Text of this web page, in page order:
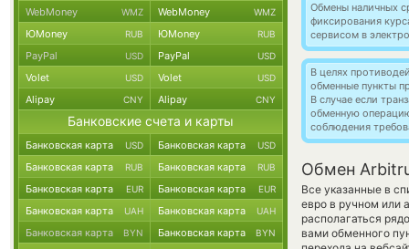
Обмены наличных
фиксирования
сервисом в
В целях
обменные пункты
В случае если
обменную
соблюдения
Обмен
Все указанные в
евро в ручном или
располагаться
вами обменного
WebMoney WMZ WebMoney WMZ
ЮMoney RUB ЮMoney RUB
PayPal USD PayPal USD
Volet USD Volet USD
Alipay CNY Alipay CNY
Банковские счета и карты
Банковская карта USD Банковская карта USD
Банковская карта RUB Банковская карта RUB
Банковская карта EUR Банковская карта EUR
Банковская карта UAH Банковская карта UAH
Банковская карта BYN Банковская карта BYN